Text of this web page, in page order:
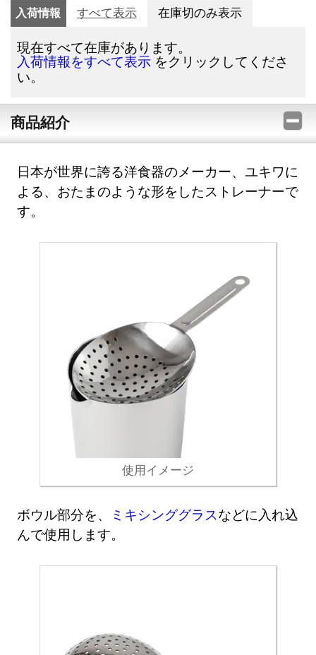
入荷情報 すべて表示 在庫切のみ表示
現在すべて在庫があります。
入荷情報をすべて表示 をクリックしてくださ
い。
商品紹介
日本が世界に誇る洋食器のメーカー、ユキワに
よる、おたまのような形をしたストレーナーで
す。
使用イメージ
ボウル部分を、 ミキシンググラスなどに入れ込
んで使用します。